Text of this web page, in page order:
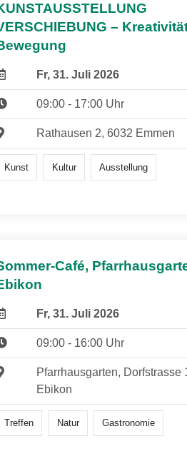
–
Fr, 31. Juli 2026
09:00 - 17:00 Uhr
Rathausen 2, 6032 Emmen
Kunst Kultur Ausstellung
Café,
Fr, 31. Juli 2026
09:00 - 16:00 Uhr
Pfarrhausgarten, Dorfstrasse
Ebikon
Treffen Natur Gastronomie